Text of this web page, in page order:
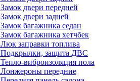
Замок двери передней
Замок двери задней
Замок багажника седан
Замок багажника хетчбек
Люк заправки топлива
Подкрылки, защита ДВС
Тепло-виброизоляция пола
Лонжероны передние